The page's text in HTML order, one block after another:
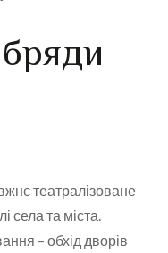
театралізоване
села та міста.
– обхід дворів